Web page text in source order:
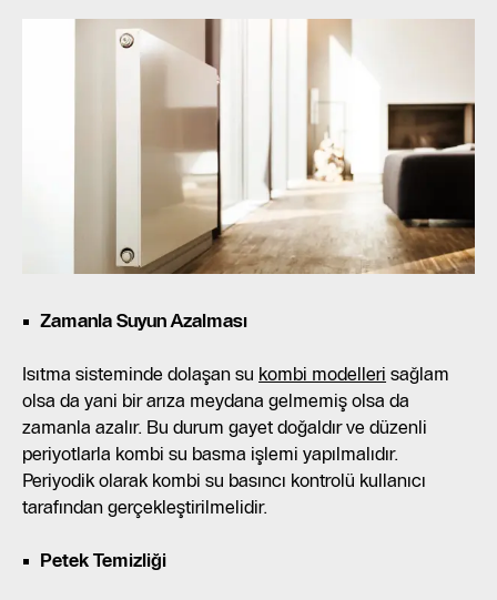
Zamanla Suyun Azalması
Isıtma sisteminde dolaşan su kombi modelleri sağlam
olsa da yani bir arıza meydana gelmemiş olsa da
zamanla azalır. Bu durum gayet doğaldır ve düzenli
periyotlarla kombi su basma işlemi yapılmalıdır.
Periyodik olarak kombi su basıncı kontrolü kullanıcı
tarafından gerçekleştirilmelidir.
Petek Temizliği